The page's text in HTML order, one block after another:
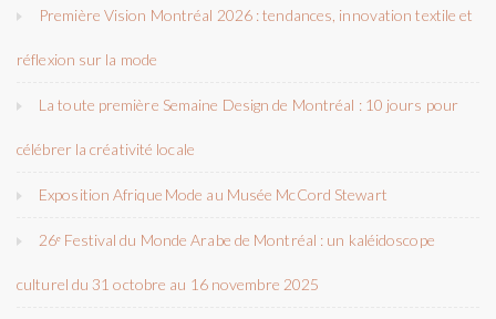
Première Vision Montréal 2026 : tendances, innovation textile et
réflexion sur la mode
La toute première Semaine Design de Montréal : 10 jours pour
célébrer la créativité locale
Exposition Afrique Mode au Musée McCord Stewart
26ᵉ Festival du Monde Arabe de Montréal : un kaléidoscope
culturel du 31 octobre au 16 novembre 2025